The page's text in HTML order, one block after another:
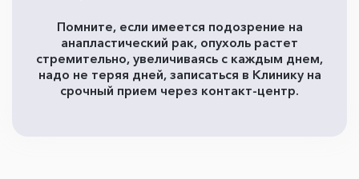
Помните, если имеется подозрение на
анапластический рак, опухоль растет
стремительно, увеличиваясь с каждым днем,
надо не теряя дней, записаться в Клинику на
срочный прием через контакт-центр.